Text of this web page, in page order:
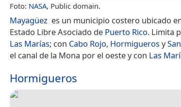
Foto: NASA, Public domain.
Mayagüez es un municipio costero ubicado
Estado Libre Asociado de Puerto Rico. Limita
Las Marías; con Cabo Rojo, Hormiguerosy
el canal de la Mona por el oeste y con Las
Hormigueros